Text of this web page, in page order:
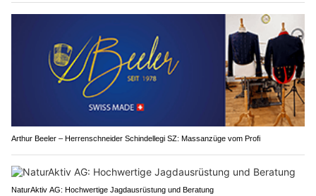
Arthur Beeler – Herrenschneider Schindellegi SZ: Massanzüge vom Profi
NaturAktiv AG: Hochwertige Jagdausrüstung und Beratung